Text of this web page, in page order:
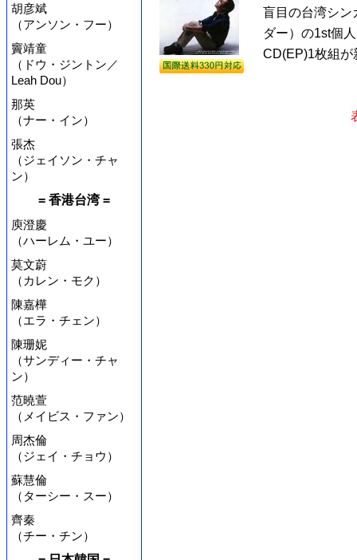
胡彦斌
（アンソン・フー）
竇靖童
（ドウ・ジントン／
Leah Dou）
那英
（ナー・イン）
張杰
（ジェイソン・チャ
ン）
= 香港台湾 =
庾澄慶
（ハーレム・ユー）
莫文蔚
（カレン・モク）
陳嘉樺
（エラ・チェン）
陳珊妮
（サンディー・チャ
ン）
范曉萱
（メイビス・ファン）
周杰倫
（ジェイ・チョウ）
蘇慧倫
（ターシー・スー）
齊秦
（チー・チン）
盲目の台湾シン
ダー）の1st個
CD(EP)1枚組が